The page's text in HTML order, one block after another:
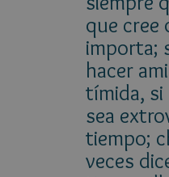
que cree
importa;
hacer
tímida, si
sea
tiempo;
veces